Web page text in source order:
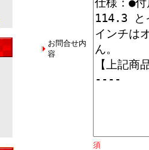
お問合せ内
容
須